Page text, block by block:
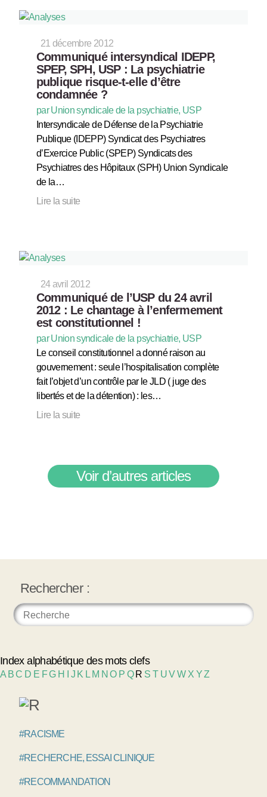
21 décembre 2012
Communiqué intersyndical IDEPP,
SPEP, SPH, USP : La psychiatrie
publique risque-t-elle d’être
condamnée ?
par Union syndicale de la psychiatrie, USP
Intersyndicale de Défense de la Psychiatrie
Publique (IDEPP) Syndicat des Psychiatres
d’Exercice Public (SPEP) Syndicats des
Psychiatres des Hôpitaux (SPH) Union Syndicale
de la…
Lire la suite
24 avril 2012
Communiqué de l’USP du 24 avril
2012 : Le chantage à l’enfermement
est constitutionnel !
par Union syndicale de la psychiatrie, USP
Le conseil constitutionnel a donné raison au
gouvernement : seule l’hospitalisation complète
fait l’objet d’un contrôle par le JLD ( juge des
libertés et de la détention) : les…
Lire la suite
Voir d’autres articles
Rechercher :
Index alphabétique des mots clefs
A BC D E FG H J K L M NO P Q R S T UVW X YZ
#RACISME
#RECHERCHE, ESSAI CLINIQUE
#RECOMMANDATION